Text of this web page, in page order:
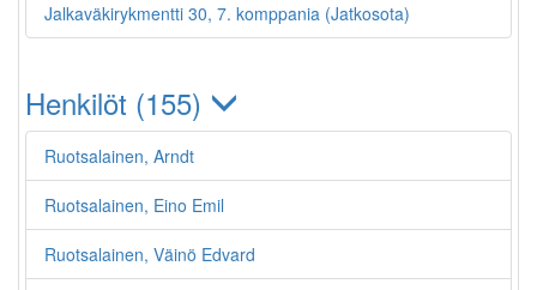
Jalkaväkirykmentti 30, 7. komppania (Jatkosota)
Henkilöt (155)
Ruotsalainen, Arndt
Ruotsalainen, Eino Emil
Ruotsalainen, Väinö Edvard